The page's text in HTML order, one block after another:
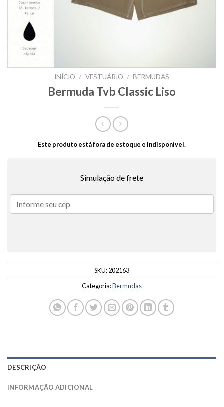
INÍCIO / VESTUÁRIO / BERMUDAS
Bermuda Tvb Classic Liso
Este produto está fora de estoque e indisponível.
Simulação de frete
SKU:202163
Categoria:Bermudas
DESCRIÇÃO
INFORMAÇÃO ADICIONAL